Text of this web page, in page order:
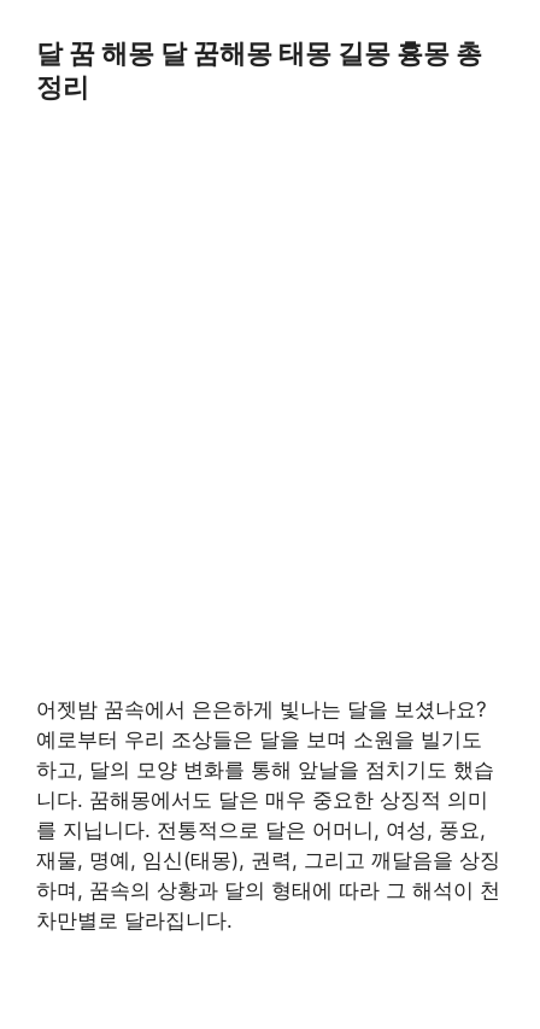
content
달 꿈 해몽 달 꿈해몽 태몽 길몽 흉몽 총
정리
어젯밤 꿈속에서 은은하게 빛나는 달을 보셨나요?
예로부터 우리 조상들은 달을 보며 소원을 빌기도
하고, 달의 모양 변화를 통해 앞날을 점치기도 했습
니다. 꿈해몽에서도 달은 매우 중요한 상징적 의미
를 지닙니다. 전통적으로 달은 어머니, 여성, 풍요,
재물, 명예, 임신(태몽), 권력, 그리고 깨달음을 상징
하며, 꿈속의 상황과 달의 형태에 따라 그 해석이 천
차만별로 달라집니다.